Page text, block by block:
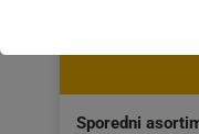
Sporedni